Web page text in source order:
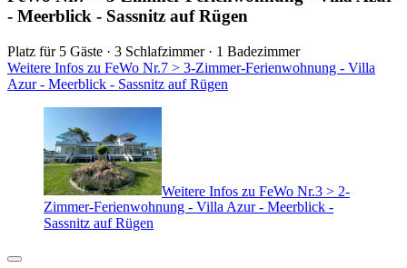
- Meerblick - Sassnitz auf Rügen
Platz für 5 Gäste · 3 Schlafzimmer · 1 Badezimmer
Weitere Infos zu FeWo Nr.7 > 3-Zimmer-Ferienwohnung - Villa
Azur - Meerblick - Sassnitz auf Rügen
Weitere Infos zu FeWo Nr.3 > 2-
Zimmer-Ferienwohnung - Villa Azur - Meerblick -
Sassnitz auf Rügen